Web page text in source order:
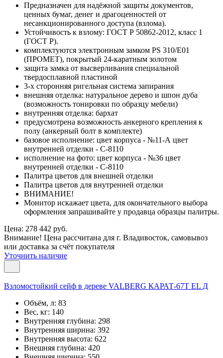
Предназначен для надёжной защиты документов,
ценных бумаг, денег и драгоценностей от
несанкционированного доступа (взлома).
Устойчивость к взлому: ГОСТ Р 50862-2012, класс 1
(ГОСТ Р).
комплектуются электронным замком PS 310/Е01
(ПРОМЕТ), покрытый 24-каратным золотом
защита замка от высверливания специальной
твердосплавной пластиной
3-х сторонняя ригельная система запирания
внешняя отделка: натуральное дерево и шпон дуба
(возможность тонировки по образцу мебели)
внутренняя отделка: бархат
предусмотрена возможность анкерного крепления к
полу (анкерный болт в комплекте)
базовое исполнение: цвет корпуса - №11-А цвет
внутренней отделки - С-8110
исполнение на фото: цвет корпуса - №36 цвет
внутренней отделки - С-8110
Палитра цветов для внешней отделки
Палитра цветов для внутренней отделки
ВНИМАНИЕ!
Монитор искажает цвета, для окончательного выбора
оформления запрашивайте у продавца образцы палитры.
Цена: 278 442 руб.
Внимание! Цена рассчитана для г. Владивосток, самовывоз
или доставка за счёт покупателя
Уточнить наличие
Взломостойкий сейф в дереве VALBERG КАРАТ-67T EL Д
Объём, л: 83
Вес, кг: 140
Внутренняя глубина: 298
Внутренняя ширина: 392
Внутренняя высота: 622
Внешняя глубина: 420